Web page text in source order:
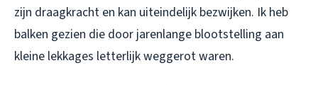
zijn draagkracht en kan uiteindelijk bezwijken. Ik heb
balken gezien die door jarenlange blootstelling aan
kleine lekkages letterlijk weggerot waren.